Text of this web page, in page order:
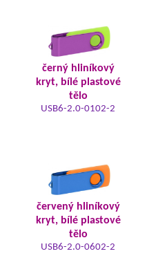
černý hliníkový
kryt, bílé plastové
tělo
USB6-2.0-0102-2
červený hliníkový
kryt, bílé plastové
tělo
USB6-2.0-0602-2